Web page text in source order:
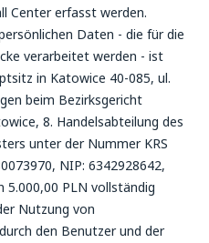
Center erfasst werden.
Daten - die für die
verarbeitet werden - ist
in Katowice 40-085, ul.
beim Bezirksgericht
8. Handelsabteilung des
unter der Nummer KRS
NIP: 6342928642,
5.000,00 PLN vollständig
Nutzung von
den Benutzer und der